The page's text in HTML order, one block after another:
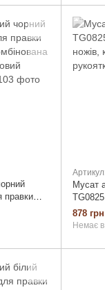
правки
Мусат
ножів,
878 грн
Немає в